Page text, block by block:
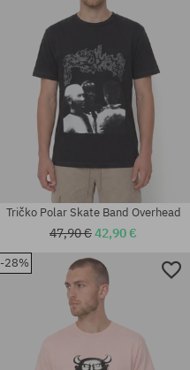
Dostupné veľkosti:
Tričko Polar Skate Band Overhead
47,90 €42,90 €
-28%